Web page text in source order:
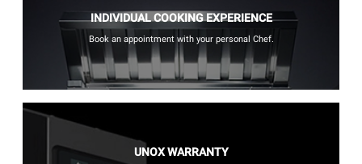
INDIVIDUAL COOKING EXPERIENCE
Book an appointment with your personal Chef.
UNOX WARRANTY